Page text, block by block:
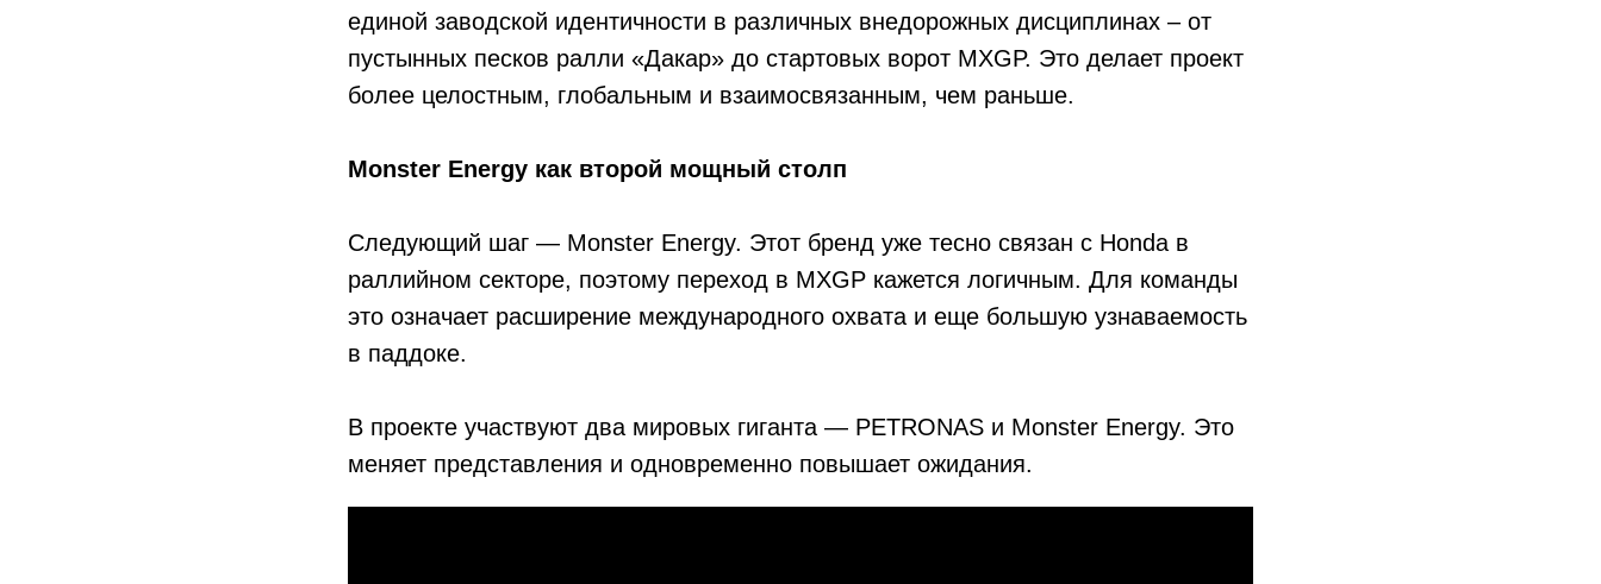
единой заводской идентичности в различных внедорожных дисциплинах – от
пустынных песков ралли «Дакар» до стартовых ворот MXGP. Это делает проект
более целостным, глобальным и взаимосвязанным, чем раньше.
Monster Energy как второй мощный столп
Следующий шаг — Monster Energy. Этот бренд уже тесно связан с Honda в
раллийном секторе, поэтому переход в MXGP кажется логичным. Для команды
это означает расширение международного охвата и еще большую узнаваемость
в паддоке.
В проекте участвуют два мировых гиганта — PETRONAS и Monster Energy. Это
меняет представления и одновременно повышает ожидания.